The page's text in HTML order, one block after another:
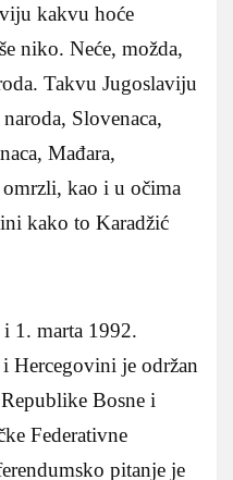
kakvu hoće
niko. Neće, možda,
Takvu Jugoslaviju
Slovenaca,
Mađara,
kao i u očima
kako to Karadžić
i 1. marta 1992.
Hercegovini je održan
Bosne i
Federativne
pitanje je